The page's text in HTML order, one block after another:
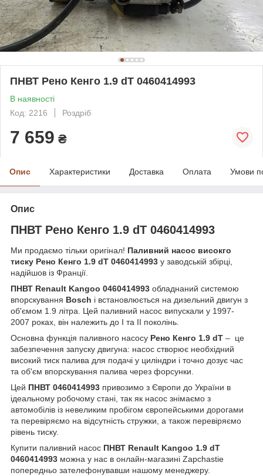
ПНВТ Рено Кенго 1.9 dT 0460414993
В наявності
Код: 2216
Роздріб
7 659 ₴
Опис Характеристики Доставка Оплата Умови
Опис
ПНВТ Рено Кенго 1.9 dT 0460414993
Ми продаємо тільки оригінал! Паливний насос високго
тиску Рено Кенго 1.9 dT 0460414993 у заводській збірці,
надійшов із Франції.
ПНВТ Renault Kangoo 0460414993 обладнаний системою
впорскування Bosch і встановлюється на дизельний двигун з
об'ємом 1.9 літра. Цей паливний насос випускали у 1997-
2007 роках, він належить до I та II поколінь.
Основна функція паливного насосу Рено Кенго 1.9 dT – це
забезпечення запуску двигуна: насос створює необхідний
високий тиск палива для подачі у циліндри і точно дозує час
та об'єм впорскування палива через форсунки.
Цей ПНВТ 0460414993 привозимо з Європи до України в
ідеальному робочому стані, так як насос знімаємо з
автомобілів із невеликим пробігом європейськими дорогами
та перевіряємо на відсутність стружки, а також перевіряємо
рівень тиску.
Купити паливний насос ПНВТ Renault Kangoo 1.9 dT
0460414993 можна у нас в онлайн-магазині Zapchastie
попередньо зателефонувавши нашому менеджеру.